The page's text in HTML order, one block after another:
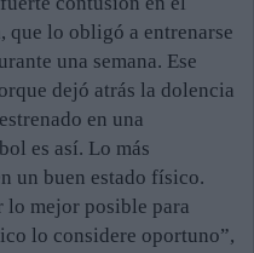
que lo obligó a entrenarse
una semana. Ese
dejó atrás la dolencia
en una
es así. Lo más
un buen estado físico.
lo mejor posible para
lo considere oportuno”,